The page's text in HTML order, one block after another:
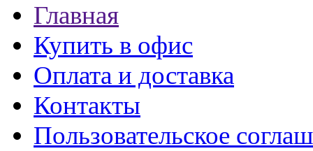
Главная
Купить в офис
Оплата и доставка
Контакты
Пользовательское